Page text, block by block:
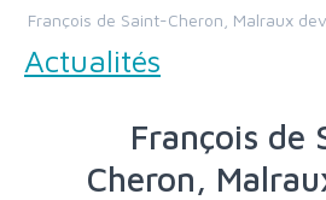
François de Saint-Cheron, Malraux
Actualités
François de Saint-
Cheron,